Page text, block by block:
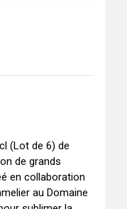
(Lot de 6) de
de grands
en collaboration
au Domaine